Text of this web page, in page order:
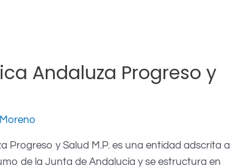
Andaluza Progreso y
Progreso y Salud M.P. es una entidad adscrita a
de la Junta de Andalucía y se estructura en